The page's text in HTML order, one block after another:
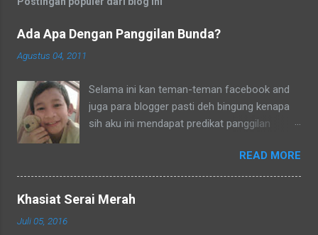
Ada Apa Dengan Panggilan Bunda?
Agustus 04, 2011
Selama ini kan teman-teman facebook and
juga para blogger pasti deh bingung kenapa
sih aku ini mendapat predikat panggilan
Indonesia yang baku bunda kan artinya ibu.
Lho? Koq? Aku dipanggil ibu oleh semua
yang kenal aku, termasuk tetangga-tetangga
READ MORE
Khasiat Serai Merah
Juli 05, 2016